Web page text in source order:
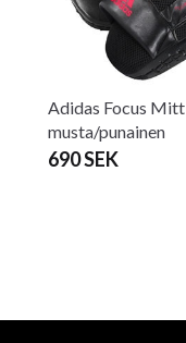
Adidas Focus Mitt
musta/punainen
690 SEK